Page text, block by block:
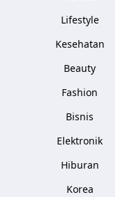
Lifestyle
Kesehatan
Beauty
Fashion
Bisnis
Elektronik
Hiburan
Korea